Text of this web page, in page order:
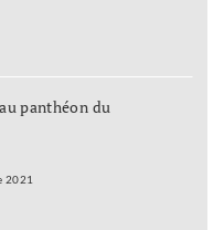
panthéon du
2021